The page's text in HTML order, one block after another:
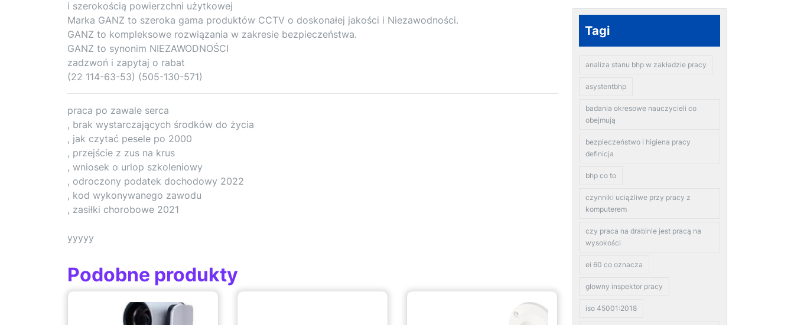
i szerokością powierzchni użytkowej
Marka GANZ to szeroka gama produktów CCTV o doskonałej jakości i Niezawodności.
GANZ to kompleksowe rozwiązania w zakresie bezpieczeństwa.
GANZ to synonim NIEZAWODNOŚCI
zadzwoń i zapytaj o rabat
(22 114-63-53) (505-130-571)
praca po zawale serca
, brak wystarczających środków do życia
, jak czytać pesele po 2000
, przejście z zus na krus
, wniosek o urlop szkoleniowy
, odroczony podatek dochodowy 2022
, kod wykonywanego zawodu
, zasiłki chorobowe 2021
yyyyy
Podobne produkty
Tagi
analiza stanu bhp w zakładzie pracy
asystentbhp
badania okresowe nauczycieli co
obejmują
bezpieczeństwo i higiena pracy
definicja
bhp co to
czynniki uciążliwe przy pracy z
komputerem
czy praca na drabinie jest pracą na
wysokości
ei 60 co oznacza
glowny inspektor pracy
iso 45001:2018